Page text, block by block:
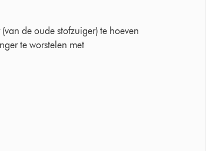
de oude stofzuiger) te hoeven
te worstelen met